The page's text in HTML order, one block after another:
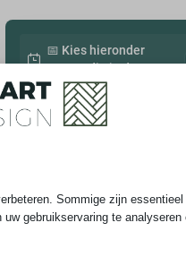
📅 Kies hieronder
eenvoudig je datum
Jouw informatie
Sommige zijn
gebruikservaring te analyseren